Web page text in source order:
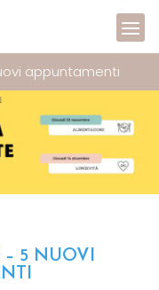
appuntamenti
5 NUOVI